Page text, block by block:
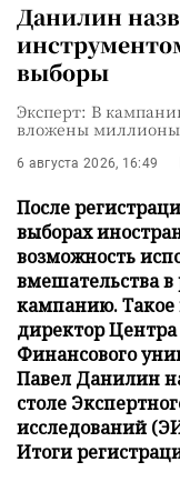
Данилин
выборы
Эксперт: В
вложены миллионы
6 августа 2026, 16:49
После
выборах
возможность
вмешательства
кампанию. Такое
директор
Финансового
Павел Данилин
столе
исследований
Итоги